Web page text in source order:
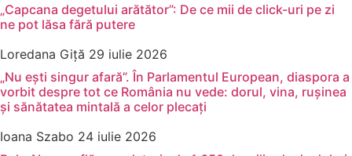
„Capcana degetului arătător”: De ce mii de click-uri pe zi
ne pot lăsa fără putere
Loredana Giță 29 iulie 2026
„Nu ești singur afară”. În Parlamentul European, diaspora a
vorbit despre tot ce România nu vede: dorul, vina, rușinea
și sănătatea mintală a celor plecați
Ioana Szabo 24 iulie 2026